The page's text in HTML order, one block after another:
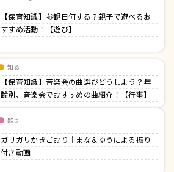
【保育知識】参観日何する？親子で遊べるお
すすめ活動！【遊び】
知る
【保育知識】音楽会の曲選びどうしよう？年
齢別、音楽会でおすすめの曲紹介！【行事】
歌う
ガリガリかきごおり｜まな＆ゆうによる振り
付き動画